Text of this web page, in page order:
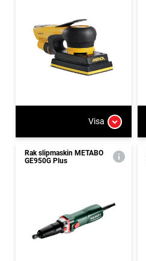
Visa
Rak slipmaskin METABO
GE950G Plus